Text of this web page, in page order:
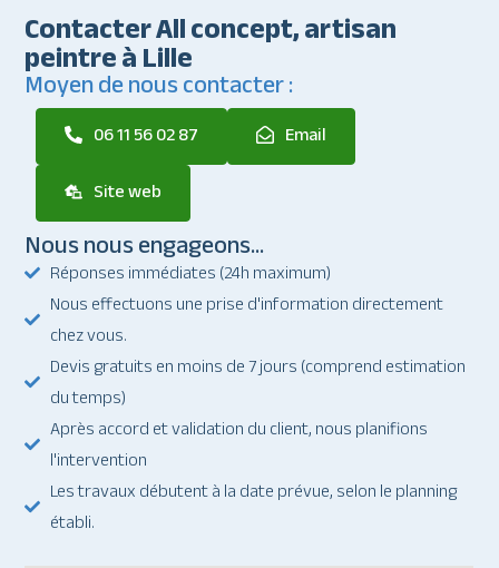
Contacter All concept, artisan
peintre à Lille
Moyen de nous contacter :
06 11 56 02 87
Email
Site web
Nous nous engageons...
Réponses immédiates (24h maximum)
Nous effectuons une prise d'information directement
chez vous.
Devis gratuits en moins de 7 jours (comprend estimation
du temps)
Après accord et validation du client, nous planifions
l'intervention
Les travaux débutent à la date prévue, selon le planning
établi.